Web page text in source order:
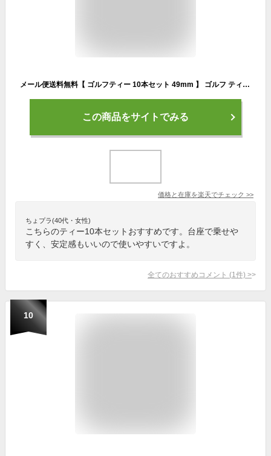
メール便送料無料【 ゴルフティー 10本セット 49mm 】 ゴルフ ティー ティ ティペグ ショート ショートティー ウッド ェアウェイウッド 台座 ボール台座 PC製 挿しやすい 乗せやすい 座面が広い 安定する ゴルフコンペ 景品 粗品 参加賞 ゴルフ用品 GOLF 小物
この商品をサイトでみる
価格と在庫を楽天でチェック >>
ちょプラ(40代・女性)
こちらのティー10本セットおすすめです。台座で乗せや
すく、安定感もいいので使いやすいですよ。
全てのおすすめコメント (1 件) >
10